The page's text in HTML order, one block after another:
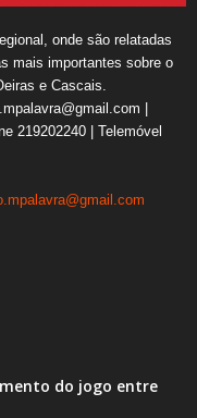
onde são relatadas
mais importantes sobre o
e Cascais.
|
219202240 | Telemóvel
do jogo entre